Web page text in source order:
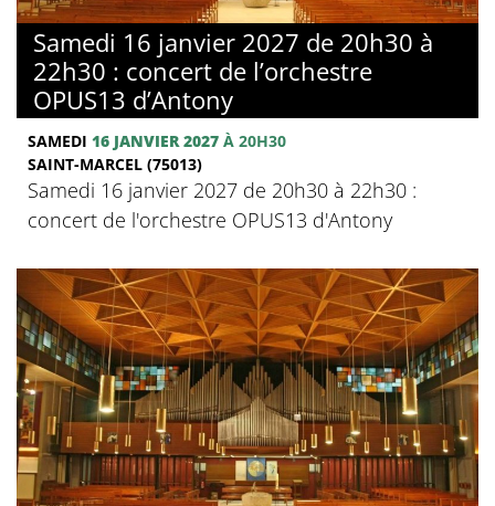
Samedi 16 janvier 2027 de 20h30 à
22h30 : concert de l’orchestre
OPUS13 d’Antony
SAMEDI 16 JANVIER 2027 À 20H30
SAINT-MARCEL (75013)
Samedi 16 janvier 2027 de 20h30 à 22h30 :
concert de l'orchestre OPUS13 d'Antony